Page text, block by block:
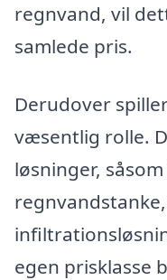
regnvand, vil
samlede pris.
Derudover
væsentlig rolle.
løsninger,
egen prisklasse